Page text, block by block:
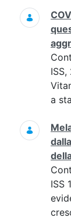
a
ISS